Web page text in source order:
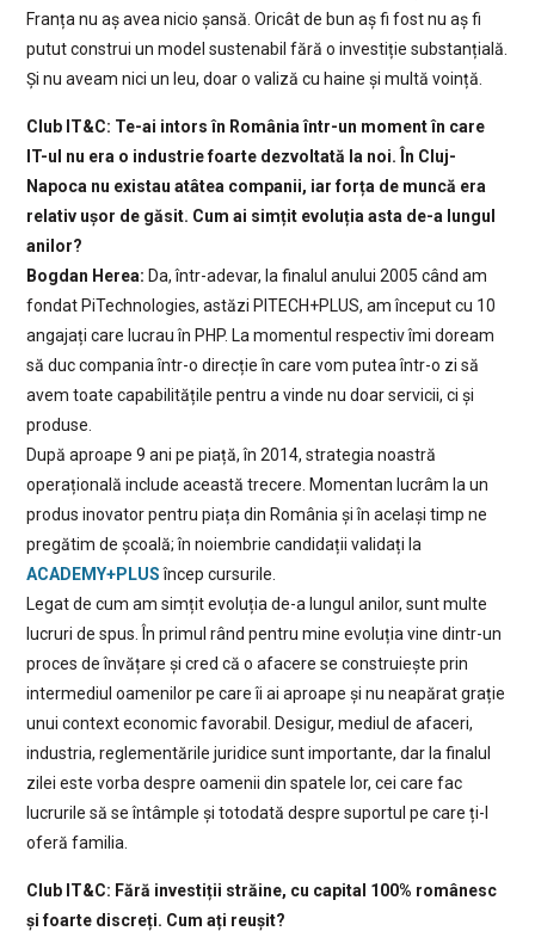
Franța nu aș avea nicio șansă. Oricât de bun aș fi fost nu aș fi
putut construi un model sustenabil fără o investiție substanțială.
Și nu aveam nici un leu, doar o valiză cu haine și multă voință.
Club IT&C: Te-ai intors în România într-un moment în care
IT-ul nu era o industrie foarte dezvoltată la noi. În Cluj-
Napoca nu existau atâtea companii, iar forța de muncă era
relativ ușor de găsit. Cum ai simțit evoluția asta de-a lungul
anilor?
Bogdan Herea: Da, într-adevar, la finalul anului 2005 când am
fondat PiTechnologies, astăzi PITECH+PLUS, am început cu 10
angajați care lucrau în PHP. La momentul respectiv îmi doream
să duc compania într-o direcție în care vom putea într-o zi să
avem toate capabilitățile pentru a vinde nu doar servicii, ci și
produse.
După aproape 9 ani pe piață, în 2014, strategia noastră
operațională include această trecere. Momentan lucrâm la un
produs inovator pentru piața din România și în același timp ne
pregătim de școală; în noiembrie candidații validați la
ACADEMY+PLUSîncep cursurile.
Legat de cum am simțit evoluția de-a lungul anilor, sunt multe
lucruri de spus. În primul rând pentru mine evoluția vine dintr-un
proces de învățare și cred că o afacere se construiește prin
intermediul oamenilor pe care îi ai aproape și nu neapărat grație
unui context economic favorabil. Desigur, mediul de afaceri,
industria, reglementările juridice sunt importante, dar la finalul
zilei este vorba despre oamenii din spatele lor, cei care fac
lucrurile să se întâmple și totodată despre suportul pe care ți-l
oferă familia.
Club IT&C: Fără investiții străine, cu capital 100% românesc
și foarte discreți. Cum ați reușit?